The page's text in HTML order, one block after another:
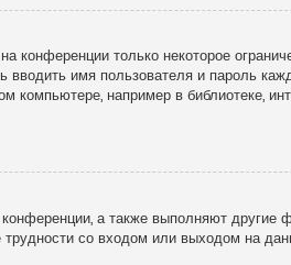
конференции только некоторое
вводить имя пользователя и пароль
например в библиотеке,
а также выполняют другие
со входом или выходом на